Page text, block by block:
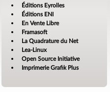
Éditions Eyrolles
Éditions ENI
En Vente Libre
Framasoft
La Quadrature du Net
Lea-Linux
Open Source Initiative
Imprimerie Grafik Plus